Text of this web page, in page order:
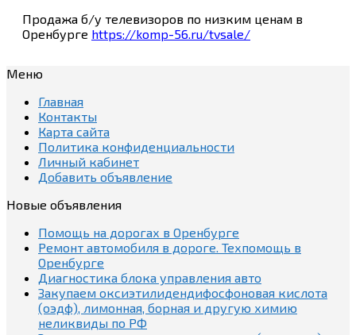
Продажа б/у телевизоров по низким ценам в
Оренбурге https://komp-56.ru/tvsale/
Меню
Главная
Контакты
Карта сайта
Политика конфиденциальности
Личный кабинет
Добавить объявление
Новые объявления
Помощь на дорогах в Оренбурге
Ремонт автомобиля в дороге. Техпомощь в
Оренбурге
Диагностика блока управления авто
Закупаем оксиэтилидендифосфоновая кислота
(оэдф), лимонная, борная и другую химию
неликвиды по РФ